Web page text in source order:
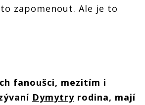
zapomenout. Ale je to
fanoušci, mezitím i
Dymytry rodina, mají